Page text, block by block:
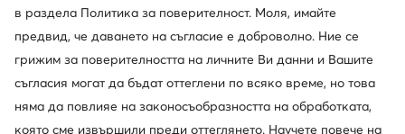
още 25% Код: SUMMER
Промоция
още 25% Код: SUMMER
Промоция
в раздела Политика за поверителност. Моля, имайте
предвид, че даването на съгласие е доброволно. Ние се
грижим за поверителността на личните Ви данни и Вашите
съгласия могат да бъдат оттеглени по всяко време, но това
няма да повлияе на законосъобразността на обработката,
която сме извършили преди оттеглянето. Научете повече на